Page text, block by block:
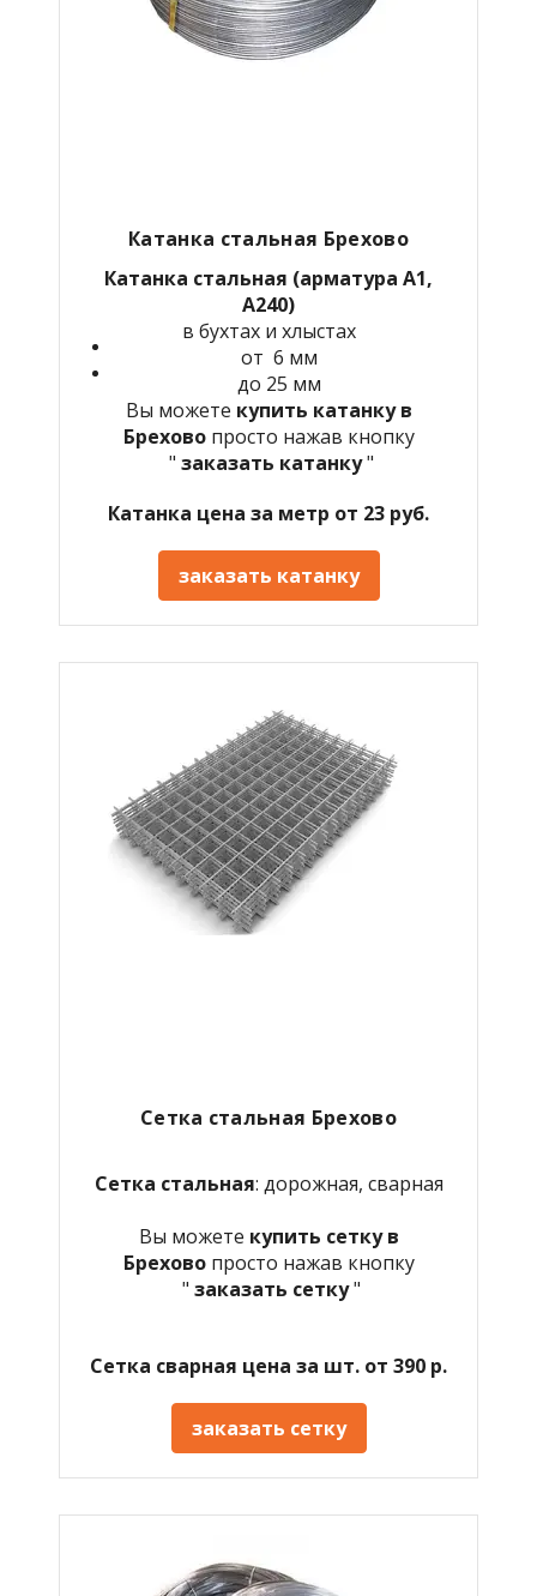
Катанка стальная Брехово
Катанка стальная (арматура А1,
А240)
в бухтах и хлыстах
от 6 мм
до 25 мм
Вы можете купить катанку в
Брехово просто нажав кнопку
" заказать катанку"
Катанка цена за метр от 23 руб.
заказать катанку
Сетка стальная Брехово
Сетка стальная: дорожная, сварная
Вы можете купить сетку в
Брехово просто нажав кнопку
" заказать сетку"
Сетка сварная цена за шт. от 390 р.
заказать сетку